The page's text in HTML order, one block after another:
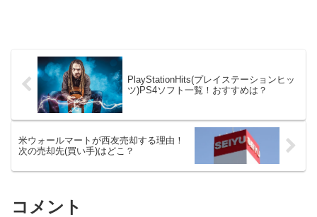
PlayStationHits(プレイステーションヒッ
ツ)PS4ソフト一覧！おすすめは？
米ウォールマートが西友売却する理由！
次の売却先(買い手)はどこ？
コメント